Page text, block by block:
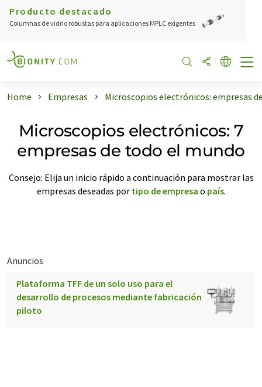
Producto destacado
Columnas de vidrio robustas para aplicaciones MPLC exigentes
Home Empresas Microscopios electrónicos: empresas
Microscopios electrónicos: 7
empresas de todo el mundo
Consejo: Elija un inicio rápido a continuación para mostrar las
empresas deseadas por tipo de empresa o país.
Anuncios
Plataforma TFF de un solo uso para el
desarrollo de procesos mediante fabricación
piloto